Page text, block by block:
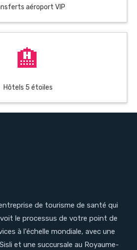
aéroport VIP
🏨
Hôtels 5 étoiles
de tourisme de santé qui
le processus de votre point de
à l'échelle mondiale, avec une
et une succursale au Royaume-